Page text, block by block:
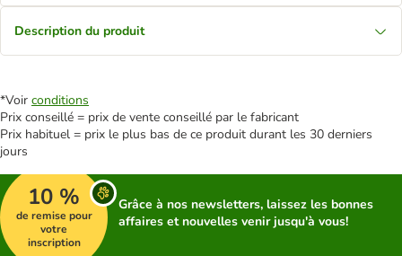
Description du produit
*Voir conditions
Prix conseillé = prix de vente conseillé par le fabricant
Prix habituel = prix le plus bas de ce produit durant les 30 derniers
jours
10 %
de remise pour
votre
inscription
Grâce à nos newsletters, laissez les bonnes
affaires et nouvelles venir jusqu'à vous!